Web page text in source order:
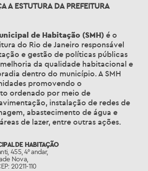
A ESTUTURA DA PREFEITURA
de Habitação (SMH) é o
do Rio de Janeiro responsável
e gestão de políticas públicas
da qualidade habitacional e
dentro do município. A SMH
promovendo o
ordenado por meio de
instalação de redes de
abastecimento de água e
de lazer, entre outras ações.
DE HABITAÇÃO
455, 4° andar,
Nova,
20211-110